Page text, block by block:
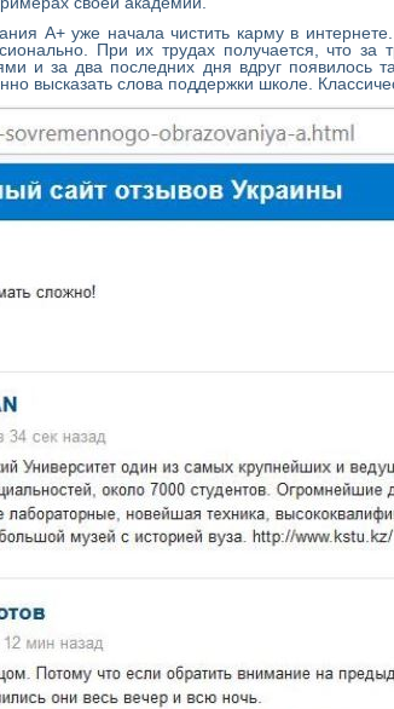
А+ уже начала чистить карму в
При их трудах получается, что за
и за два последних дня вдруг появилось
высказать слова поддержки школе.